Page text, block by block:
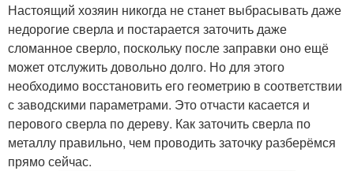
Настоящий хозяин никогда не станет выбрасывать даже
недорогие сверла и постарается заточить даже
сломанное сверло, поскольку после заправки оно ещё
может отслужить довольно долго. Но для этого
необходимо восстановить его геометрию в соответствии
с заводскими параметрами. Это отчасти касается и
перового сверла по дереву. Как заточить сверла по
металлу правильно, чем проводить заточку разберёмся
прямо сейчас.